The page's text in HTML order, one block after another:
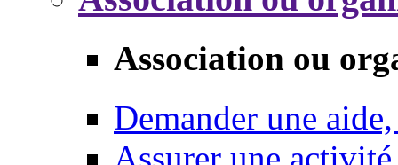
Association ou
Demander une
Assurer une